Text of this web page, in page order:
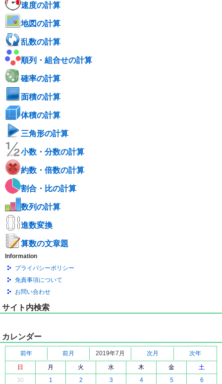
速度の計算
地図の計算
乱数の計算
順列・組合せの計算
確率の計算
面積の計算
体積の計算
三角形の計算
小数・分数の計算
約数・倍数の計算
割合・比の計算
数列の計算
進数変換
算数の文章題
Information
プライバシーポリシー
免責事項について
お問い合わせ
サイト内検索
カレンダー
前年 前月 2019年7月 次月
次年
日
月 火 水 木 金
土
30
1 2 3 4 5 6